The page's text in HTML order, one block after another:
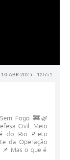
10 ABR 2025 - 12h51
Fogo 🚒🌿
Civil, Meio
do Rio Preto
da Operação
📌 Mas o que é